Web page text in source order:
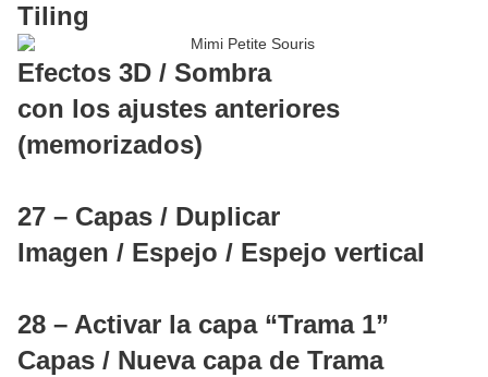
Tiling
Efectos 3D / Sombra
con los ajustes anteriores
(memorizados)
27 – Capas / Duplicar
Imagen / Espejo / Espejo vertical
28 – Activar la capa “Trama 1”
Capas / Nueva capa de Trama